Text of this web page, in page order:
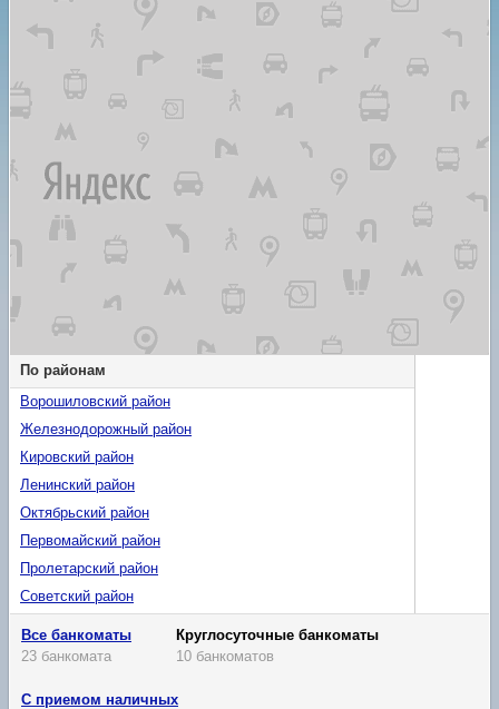
По районам
Ворошиловский район
Железнодорожный район
Кировский район
Ленинский район
Октябрьский район
Первомайский район
Пролетарский район
Советский район
Все банкоматы
23 банкомата
Круглосуточные банкоматы
10 банкоматов
С приемом наличных